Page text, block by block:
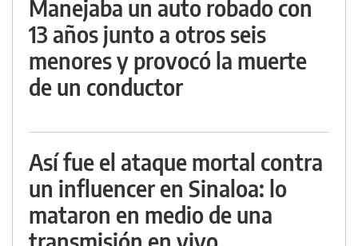
Manejaba un auto robado con
13 años junto a otros seis
menores y provocó la muerte
de un conductor
Así fue el ataque mortal contra
un influencer en Sinaloa: lo
mataron en medio de una